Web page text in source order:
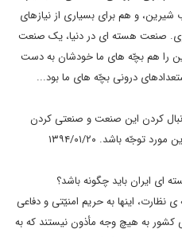
و هم برای بسیاری از نیازهای
صنعت هسته ای در دنیا، یک صنعت
را هم بچّه های ما خودشان به دست
درونی بچّه های ما بود...
کردن این صنعت و صنعتی کردن
باشد. ۱۳۹۴/۰۱/۲۰
نظارت، اینها به حریم امنیّتی و دفاعی
کشور به هیچ وجه مأذون نیستند که به